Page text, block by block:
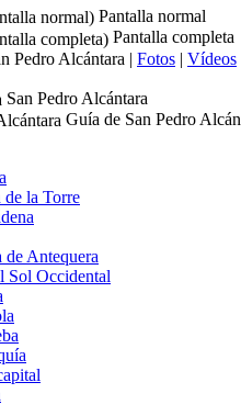
Pantalla normal
Pantalla completa
Pedro Alcántara | Fotos | Vídeos
San Pedro Alcántara
Guía de San Pedro
la Torre
de Antequera
Sol Occidental